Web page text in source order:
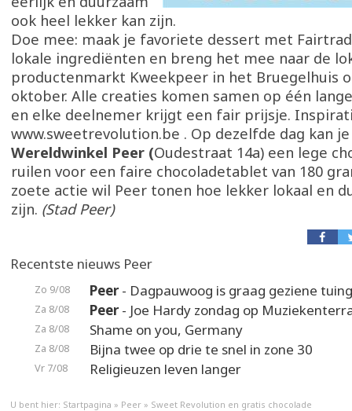
ook heel lekker kan zijn.
Doe mee: maak je favoriete dessert met
lokale ingrediënten en breng het mee naar de
productenmarkt Kweekpeer in het Bruegelhuis
oktober. Alle creaties komen samen op één
en elke deelnemer krijgt een fair prijsje.
www.sweetrevolution.be . Op dezelfde dag kan
Wereldwinkel Peer (Oudestraat 14a) een lege
ruilen voor een faire chocoladetablet van 180
zoete actie wil Peer tonen hoe lekker lokaal en
zijn. (Stad Peer)
Recentste nieuws Peer
Zo 9/08 Peer- Dagpauwoog is graag geziene
Za 8/08 Peer- Joe Hardy zondag op
Za 8/08 Shame on you, Germany
Za 8/08 Bijna twee op drie te snel in zone 30
Vr 7/08 Religieuzen leven langer
U bent hier: Startpagina » Peer » Sweet Revolution en gratis chocolade